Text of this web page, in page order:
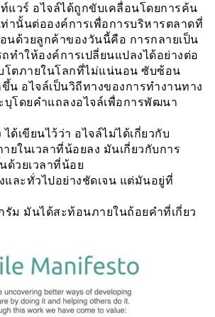
แวร์ อไจล์ได้ถูกขับเคลื่อนโดยการค้น
ท่านั้นต่อองค์การเพื่อการบริหารตลาดที่
นด้วยลูกค้าของวันนี้คือ การกลายเป็น
ทำให้องค์การเปลี่ยนแปลงได้อย่างต่อ
บโตภายในโลกที่ไม่แน่นอน ซับซ้อน
น อไจล์เป็นวิถีทางของการทำงานทาง
บุโดยคำแถลงอไจล์เพื่อการพัฒนา
ด้เขียนไว้ว่า อไจล์ไม่ได้เกี่ยวกับ
ยในเวลาที่น้อยลง มันเกี่ยวกับการ
วยเวลาที่น้อย
และทั่วไปอย่างชัดเจน แต่มันอยู่ที่
ม มันได้สะท้อนภายในถ้อยคำที่เกี่ยว